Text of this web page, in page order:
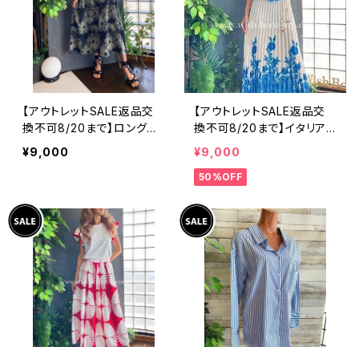
【アウトレットSALE返品交
換不可8/20まで】ロングワ
ンピース・マキシワンピー
ス・サラッと軽やか春夏ワン
¥9,000
【アウトレットSALE返品交
換不可8/20まで】イタリア
製ロング・マキシスカート＆
トップス セットアップ /ホワ
イト＆ブルー(S)(M)(L)
¥9,000
50%OFF